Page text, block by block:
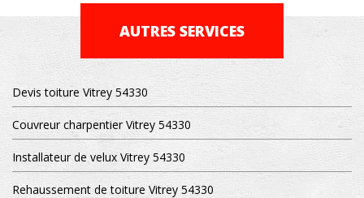
AUTRES SERVICES
Devis toiture Vitrey 54330
Couvreur charpentier Vitrey 54330
Installateur de velux Vitrey 54330
Rehaussement de toiture Vitrey 54330